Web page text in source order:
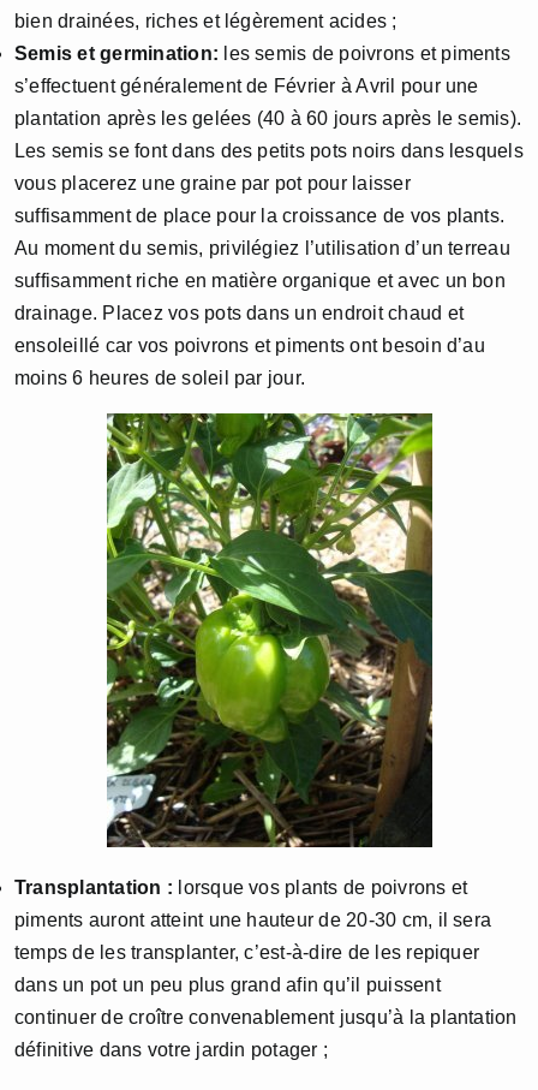
bien drainées, riches et légèrement acides ;
Semis et germination: les semis de poivrons et piments
s’effectuent généralement de Février à Avril pour une
plantation après les gelées (40 à 60 jours après le semis).
Les semis se font dans des petits pots noirs dans lesquels
vous placerez une graine par pot pour laisser
suffisamment de place pour la croissance de vos plants.
Au moment du semis, privilégiez l’utilisation d’un terreau
suffisamment riche en matière organique et avec un bon
drainage. Placez vos pots dans un endroit chaud et
ensoleillé car vos poivrons et piments ont besoin d’au
moins 6 heures de soleil par jour.
Transplantation : lorsque vos plants de poivrons et
piments auront atteint une hauteur de 20-30 cm, il sera
temps de les transplanter, c’est-à-dire de les repiquer
dans un pot un peu plus grand afin qu’il puissent
continuer de croître convenablement jusqu’à la plantation
définitive dans votre jardin potager ;